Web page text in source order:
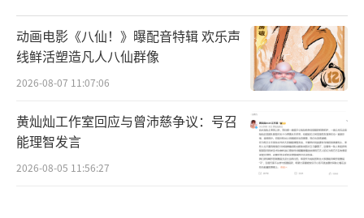
动画电影《八仙！》曝配音特辑 欢乐声
线鲜活塑造凡人八仙群像
2026-08-07 11:07:06
黄灿灿工作室回应与曾沛慈争议：号召
能理智发言
2026-08-05 11:56:27